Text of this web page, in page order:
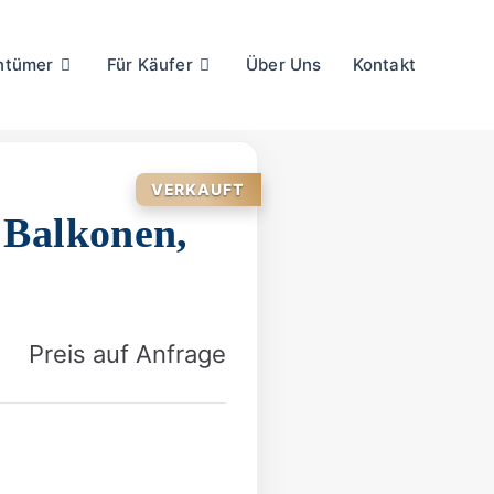
Für Käufer Über Uns Kontakt
VERKAUFT
Preis auf Anfrage